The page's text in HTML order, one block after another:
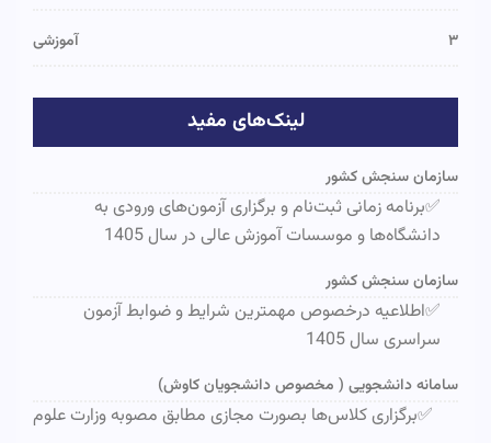
آموزشی ۳
لینک‌های مفید
سازمان سنجش کشور
✅برنامه زمانی ثبت‌نام و برگزاری آزمون‌های ورودی به
دانشگاه‌ها و موسسات آموزش عالی در سال 1405
سازمان سنجش کشور
✅اطلاعیه درخصوص مهمترین شرایط و ضوابط آزمون
سراسری سال 1405
سامانه دانشجویی ( مخصوص دانشجویان کاوش)
✅برگزاری کلاس‌ها بصورت مجازی مطابق مصوبه وزارت علوم